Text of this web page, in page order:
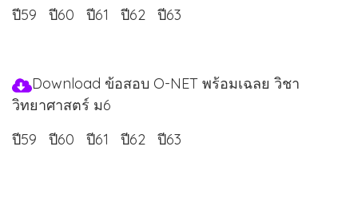
ปี59
ปี60 ปี61 ปี62 ปี63
Download ข้อสอบ O-NET พร้อมเฉลย วิชา
วิทยาศาสตร์ ม6
ปี59
ปี60 ปี61 ปี62 ปี63